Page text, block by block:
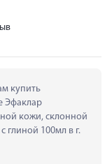
купить
Эфаклар
кожи, склонной
глиной 100мл в г.